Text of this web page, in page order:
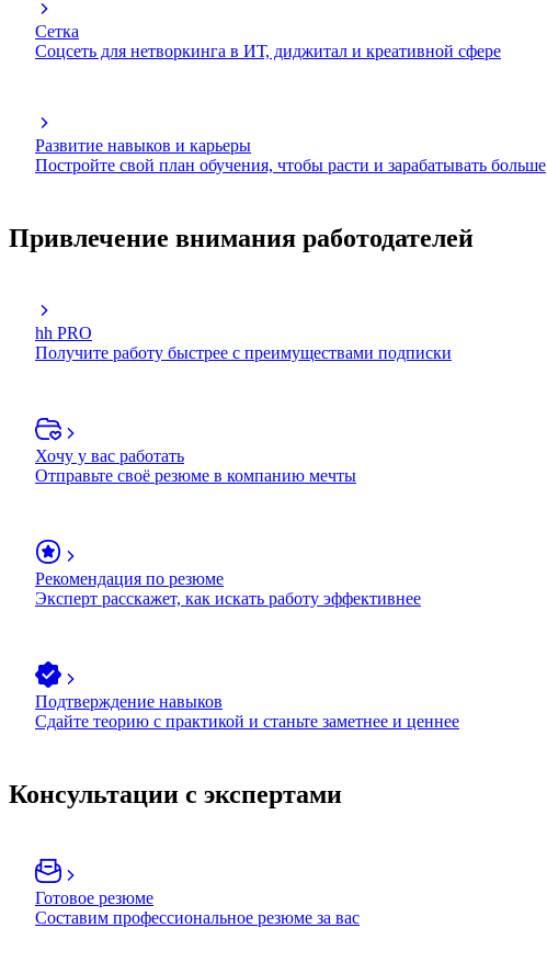
Сетка
Соцсеть для нетворкинга в ИТ, диджитал и креативной сфере
Развитие навыков и карьеры
Постройте свой план обучения, чтобы расти и зарабатывать больше
Привлечение внимания работодателей
hh PRO
Получите работу быстрее с преимуществами подписки
Хочу у вас работать
Отправьте своё резюме в компанию мечты
Рекомендация по резюме
Эксперт расскажет, как искать работу эффективнее
Подтверждение навыков
Сдайте теорию с практикой и станьте заметнее и ценнее
Консультации с экспертами
Готовое резюме
Составим профессиональное резюме за вас